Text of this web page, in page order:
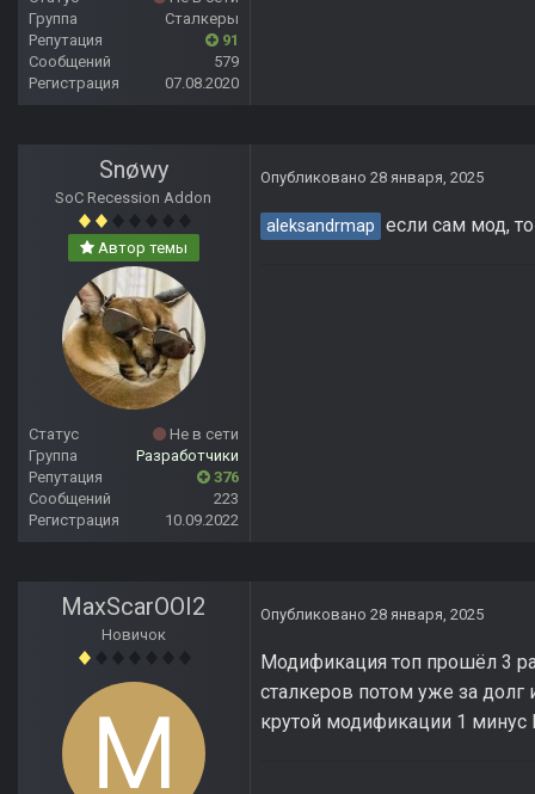
Группа
Сталкеры
Репутация
91
Сообщений
579
Регистрация
07.08.2020
Snøwy
SoC Recession Addon
Автор темы
Статус
Не в сети
Группа
Разработчики
Репутация
376
Сообщений
223
Регистрация
10.09.2022
Опубликовано 28 января, 2025
aleksandrmap если сам мод,
MaxScarOOI2
Новичок
Опубликовано 28 января, 2025
Модификация топ прошёл 3
сталкеров потом уже за
крутой модификации 1 минус